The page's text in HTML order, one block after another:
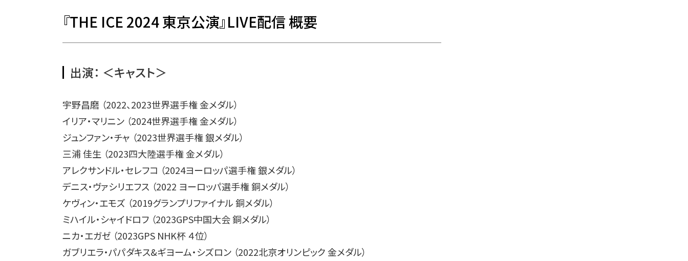
『THE ICE 2024 東京公演』LIVE配信 概要
出演： ＜キャスト＞
宇野昌磨 （2022、2023世界選手権 金メダル）
イリア・マリニン （2024世界選手権 金メダル）
ジュンファン・チャ （2023世界選手権 銀メダル）
三浦 佳生 （2023四大陸選手権 金メダル）
アレクサンドル・セレフコ （2024ヨーロッパ選手権 銀メダル）
デニス・ヴァシリエフス （2022 ヨーロッパ選手権 銅メダル）
ケヴィン・エモズ （2019グランプリファイナル 銅メダル）
ミハイル・シャイドロフ （2023GPS中国大会 銅メダル）
ニカ・エガゼ （2023GPS NHK杯 ４位）
ガブリエラ・パパダキス&ギヨーム・シズロン （2022北京オリンピック 金メダル）